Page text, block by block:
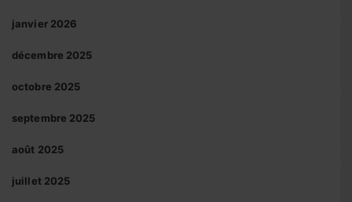
janvier 2026
décembre 2025
octobre 2025
septembre 2025
août 2025
juillet 2025